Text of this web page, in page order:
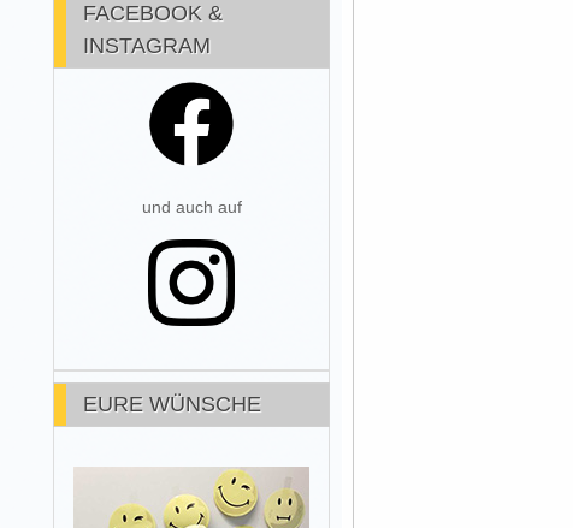
FACEBOOK &
INSTAGRAM
und auch auf
EURE WÜNSCHE